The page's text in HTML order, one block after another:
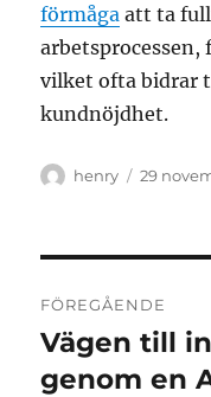
förmåga att ta
vilket ofta bidrar
kundnöjdhet.
Författare
henry 29
FÖREGÅENDE
Föregående
inlägg:
Vägen till
genom en